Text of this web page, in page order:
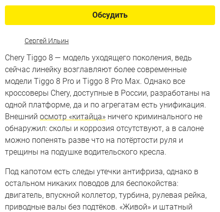
Обсудить
Сергей Ильин
Chery Tiggo 8 — модель уходящего поколения, ведь
сейчас линейку возглавляют более современные
модели Tiggo 8 Pro и Tiggo 8 Pro Max. Однако все
кроссоверы Chery, доступные в России, разработаны на
одной платформе, да и по агрегатам есть унификация.
Внешний осмотр «китайца» ничего криминального не
обнаружил: сколы и коррозия отсутствуют, а в салоне
можно попенять разве что на потёртости руля и
трещины на подушке водительского кресла.
Под капотом есть следы утечки антифриза, однако в
остальном никаких поводов для беспокойства:
двигатель, впускной коллетор, турбина, рулевая рейка,
приводные валы без подтёков. «Живой» и штатный